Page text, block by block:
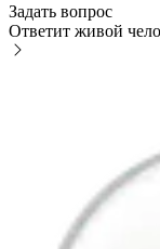
Задать вопрос
Ответит живой